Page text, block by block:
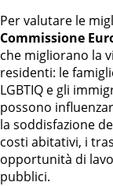
Per valutare le
Commissione
che migliorano la
residenti: le
LGBTIQ e gli
possono
la soddisfazione
costi abitativi, i
opportunità di
pubblici.